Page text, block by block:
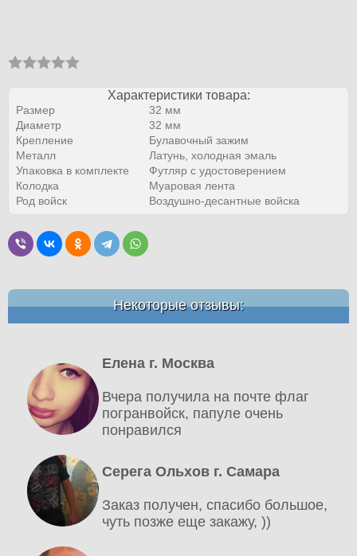
Характеристики товара:
Размер
32 мм
Диаметр
32 мм
Крепление
Булавочный зажим
Металл
Латунь, холодная эмаль
Упаковка в комплекте
Футляр с удостоверением
Колодка
Муаровая лента
Род войск
Воздушно-десантные войска
Некоторые отзывы:
Елена г. Москва
Вчера получила на почте флаг
погранвойск, папуле очень
понравился
Серега Ольхов г. Самара
Заказ получен, спасибо большое,
чуть позже еще закажу, ))